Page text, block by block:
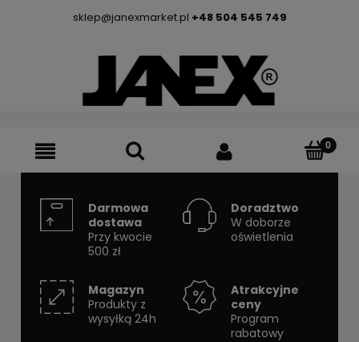
sklep@janexmarket.pl +48 504 545 749
Darmowa
dostawa
Przy kwocie
500 zł
Doradztwo
W doborze
oświetlenia
Magazyn
Produkty z
wysyłką 24h
Atrakcyjne
ceny
Program
rabatowy